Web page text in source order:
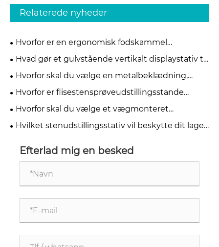
Relaterede nyheder
Hvorfor er en ergonomisk fodskammel
osmannisk til under skrivebordet ved at blive
afgørende for moderne kontorkomfort
Hvad gør et gulvstående vertikalt displaystativ til
den mest effektive løsning til moderne detail- og
Hvorfor skal du vælge en metalbeklædning,
lodret keramisk displayhylde til din butik
Hvorfor er flisestensprøveudstillingsstande
afgørende for moderne udstillingslokaler
Hvorfor skal du vælge et vægmonteret
fliseudstillingsstativ til messe for at forbedre din
Hvilket stenudstillingsstativ vil beskytte dit lager
Efterlad mig en besked